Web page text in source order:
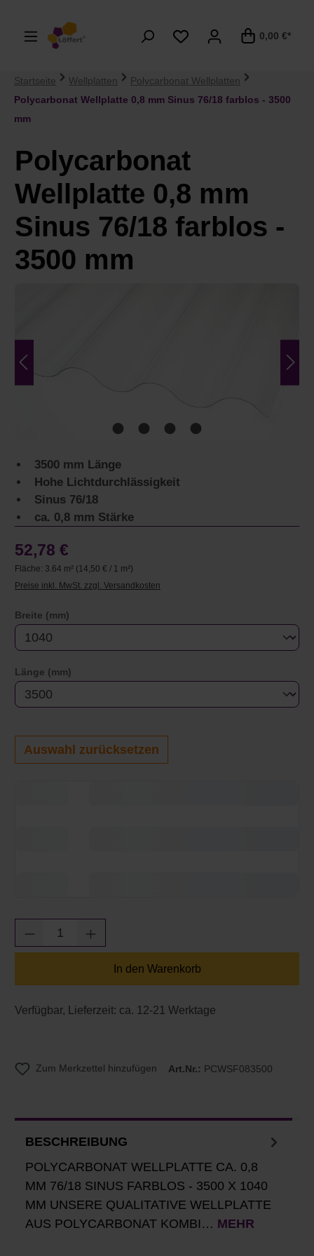
0,00 €*
Startseite Wellplatten
Polycarbonat Wellplatten
Polycarbonat Wellplatte 0,8 mm Sinus 76/18 farblos - 3500
mm
Polycarbonat
Wellplatte 0,8 mm
Sinus 76/18 farblos -
3500 mm
3500 mm Länge
Hohe Lichtdurchlässigkeit
Sinus 76/18
ca. 0,8 mm Stärke
52,78 €
Fläche: 3.64 m² (14,50 € / 1 m²)
Preise inkl. MwSt. zzgl. Versandkosten
Breite (mm)
Länge (mm)
Auswahl zurücksetzen
Produkt Anzahl: Gib den gewünschten
In den Warenkorb
Verfügbar, Lieferzeit: ca. 12-21 Werktage
Zum Merkzettel hinzufügen Art.Nr.: PCWSF083500
BESCHREIBUNG
POLYCARBONAT WELLPLATTE CA. 0,8
MM 76/18 SINUS FARBLOS - 3500 X 1040
MM UNSERE QUALITATIVE WELLPLATTE
AUS POLYCARBONAT KOMBI… MEHR